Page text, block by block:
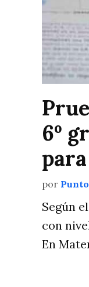
6º
por
Según
con
En